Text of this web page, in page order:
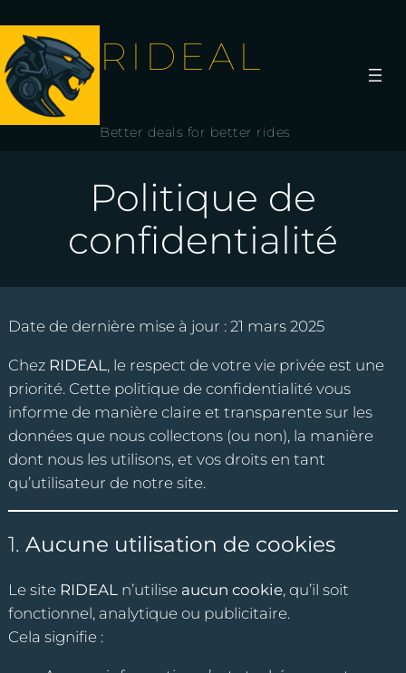
contenu
RIDEAL
Better deals for better rides
Politique de
confidentialité
Date de dernière mise à jour : 21 mars 2025
Chez RIDEAL, le respect de votre vie privée est une
priorité. Cette politique de confidentialité vous
informe de manière claire et transparente sur les
données que nous collectons (ou non), la manière
dont nous les utilisons, et vos droits en tant
qu’utilisateur de notre site.
1. Aucune utilisation de cookies
Le site RIDEALn’utilise aucun cookie, qu’il soit
fonctionnel, analytique ou publicitaire.
Cela signifie :